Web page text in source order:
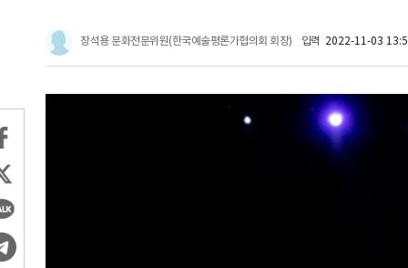
장석용 문화전문위원(한국예술평론가협의회 회장) 입력 2022-11-03